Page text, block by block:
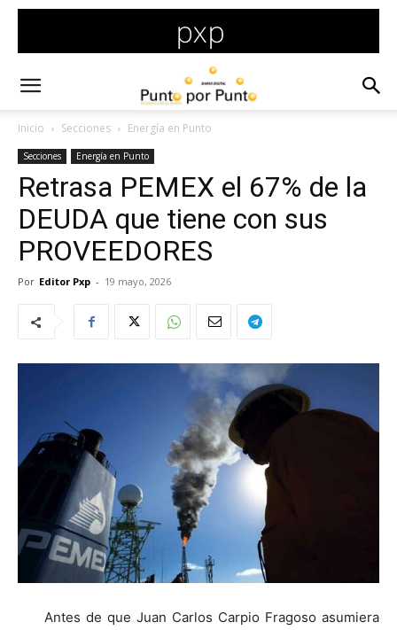
Inicio Secciones Energía en Punto
Secciones Energía en Punto
Retrasa PEMEX el 67% de la
DEUDA que tiene con sus
PROVEEDORES
Por Editor Pxp - 19 mayo, 2026
Antes de que Juan Carlos Carpio Fragoso asumiera